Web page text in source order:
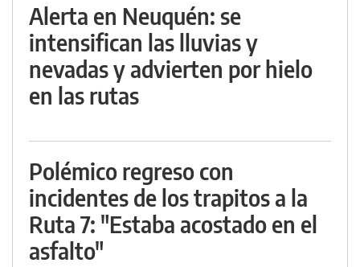
Alerta en Neuquén: se
intensifican las lluvias y
nevadas y advierten por hielo
en las rutas
Polémico regreso con
incidentes de los trapitos a la
Ruta 7: "Estaba acostado en el
asfalto"